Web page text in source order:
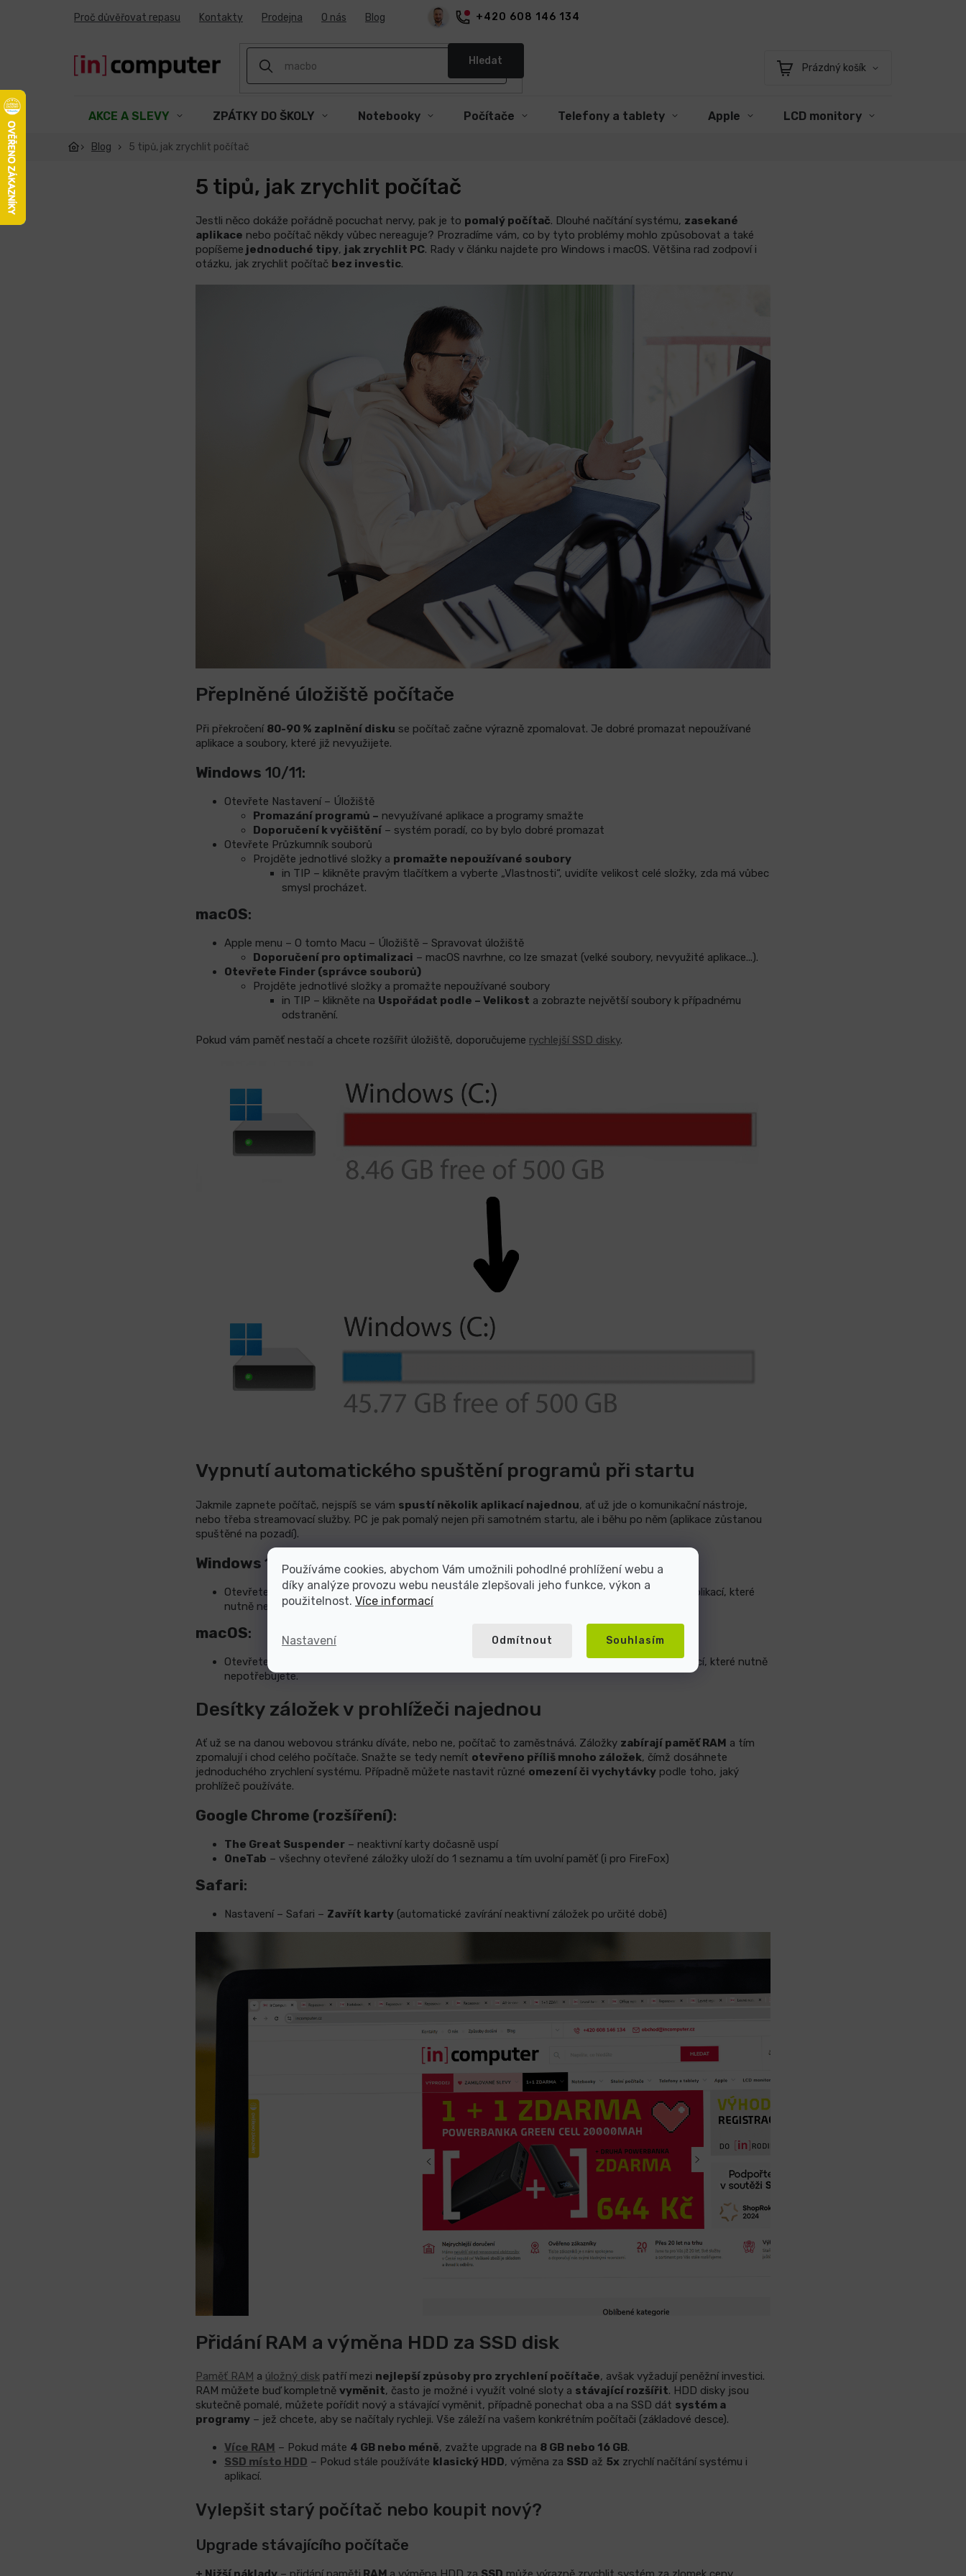
Používáme cookies, abychom Vám umožnili pohodlné prohlížení webu a
díky analýze provozu webu neustále zlepšovali jeho funkce, výkon a
použitelnost. Více informací
Nastavení Odmítnout Souhlasím
+420 608 146 134
Proč důvěřovat repasu Kontakty Prodejna O nás Blog
Hledat
Nákupní
Prázdný košík
AKCE A SLEVY ZPÁTKY DO ŠKOLY Notebooky Počítače Telefony a tablety Apple LCD monitory
Blog 5 tipů, jak zrychlit počítač
5 tipů, jak zrychlit počítač
Jestli něco dokáže pořádně pocuchat nervy, pak je to pomalý počítač. Dlouhé načítání systému, zasekané
aplikace nebo počítač někdy vůbec nereaguje? Prozradíme vám, co by tyto problémy mohlo způsobovat a také
popíšeme jednoduché tipy, jak zrychlit PC. Rady v článku najdete pro Windows i macOS. Většina rad zodpoví i
otázku, jak zrychlit počítač bez investic.
Přeplněné úložiště počítače
Při překročení 80-90 % zaplnění disku se počítač začne výrazně zpomalovat. Je dobré promazat nepoužívané
aplikace a soubory, které již nevyužijete.
Windows 10/11:
Otevřete Nastavení – Úložiště
Promazání programů – nevyužívané aplikace a programy smažte
Doporučení k vyčištění – systém poradí, co by bylo dobré promazat
Otevřete Průzkumník souborů
Projděte jednotlivé složky a promažte nepoužívané soubory
in TIP – klikněte pravým tlačítkem a vyberte „Vlastnosti“, uvidíte velikost celé složky, zda má vůbec
smysl procházet.
macOS:
Apple menu – O tomto Macu – Úložiště – Spravovat úložiště
Doporučení pro optimalizaci – macOS navrhne, co lze smazat (velké soubory, nevyužité aplikace...).
Otevřete Finder (správce souborů)
Projděte jednotlivé složky a promažte nepoužívané soubory
in TIP – klikněte na Uspořádat podle – Velikost a zobrazte největší soubory k případnému
odstranění.
Pokud vám paměť nestačí a chcete rozšířit úložiště, doporučujeme rychlejší SSD disky.
Vypnutí automatického spuštění programů při startu
Jakmile zapnete počítač, nejspíš se vám spustí několik aplikací najednou, ať už jde o komunikační nástroje,
nebo třeba streamovací služby. PC je pak pomalý nejen při samotném startu, ale i běhu po něm (aplikace zůstanou
spuštěné na pozadí).
Windows 10/11:
Otevřete Správce úloh(Ctrl + Shift + Esc) a přejděte do „Po spuštění“. Zakažte spouštění aplikací, které
nutně nepotřebujete.
macOS:
Otevřete
. Zakažte spouštění aplikací, které nutně
nepotřebujete.
Desítky záložek v prohlížeči najednou
Ať už se na danou webovou stránku díváte, nebo ne, počítač to zaměstnává. Záložky zabírají paměť RAM a tím
zpomalují i chod celého počítače. Snažte se tedy nemít otevřeno příliš mnoho záložek, čímž dosáhnete
jednoduchého zrychlení systému. Případně můžete nastavit různé omezení či vychytávky podle toho, jaký
prohlížeč používáte.
Google Chrome (rozšíření):
The Great Suspender – neaktivní karty dočasně uspí
OneTab – všechny otevřené záložky uloží do 1 seznamu a tím uvolní paměť (i pro FireFox)
Safari:
Nastavení – Safari – Zavřít karty (automatické zavírání neaktivní záložek po určité době)
Přidání RAM a výměna HDD za SSD disk
Paměť RAM a úložný disk patří mezi nejlepší způsoby pro zrychlení počítače, avšak vyžadují peněžní investici.
RAM můžete buď kompletně vyměnit, často je možné i využít volné sloty a stávající rozšířit. HDD disky jsou
skutečně pomalé, můžete pořídit nový a stávající vyměnit, případně ponechat oba a na SSD dát systém a
programy – jež chcete, aby se načítaly rychleji. Vše záleží na vašem konkrétním počítači (základové desce).
Více RAM – Pokud máte 4 GB nebo méně, zvažte upgrade na 8 GB nebo 16 GB.
SSD místo HDD – Pokud stále používáte klasický HDD, výměna za SSD až 5x zrychlí načítání systému i
aplikací.
Vylepšit starý počítač nebo koupit nový?
Upgrade stávajícího počítače